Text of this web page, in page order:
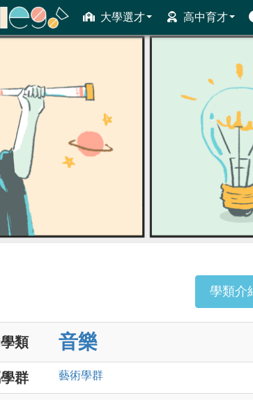
大學選才 高中育才
學選才與高中育才輔助系統
學類介
類 音樂
群 藝術學群